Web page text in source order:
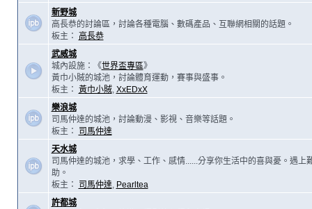
新野城
高長恭的討論區，討論各種電腦、數碼產品、互聯網相關的話題。
板主：
高長恭
武威城
城內設施：《世界盃專區》
黃巾小賊的城池，討論體育運動，賽事與盛事。
板主： 黃巾小賊, XxEDxX
樂浪城
司馬仲達的城池，討論動漫、影視、音樂等話題。
板主：
司馬仲達
天水城
司馬仲達的城池，求學、工作、感情......分享你生活中的喜與憂。遇上
助。
板主：
司馬仲達, Pearltea
許都城